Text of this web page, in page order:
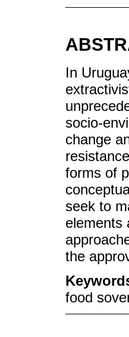
In
socio-
change
forms of
seek to
elements
the
food